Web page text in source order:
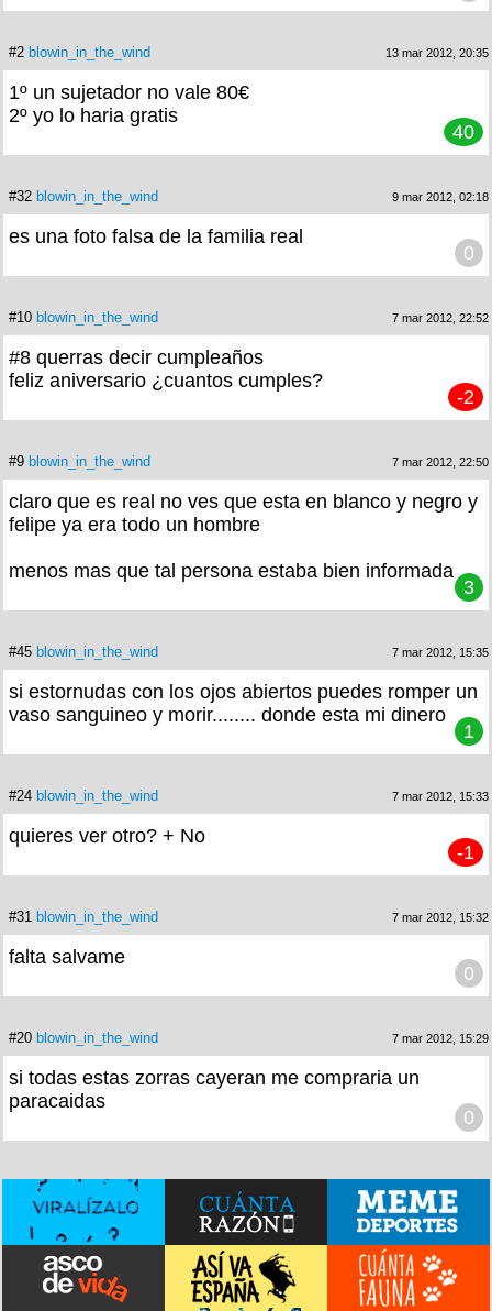
#2 blowin_in_the_wind 13 mar 2012, 20:35
1º un sujetador no vale 80€
2º yo lo haria gratis
40
#32 blowin_in_the_wind 9 mar 2012, 02:18
es una foto falsa de la familia real
0
#10 blowin_in_the_wind 7 mar 2012, 22:52
#8 querras decir cumpleaños
feliz aniversario ¿cuantos cumples?
-2
#9 blowin_in_the_wind 7 mar 2012, 22:50
claro que es real no ves que esta en blanco y negro y
felipe ya era todo un hombre
menos mas que tal persona estaba bien informada
3
#45 blowin_in_the_wind 7 mar 2012, 15:35
si estornudas con los ojos abiertos puedes romper un
vaso sanguineo y morir........ donde esta mi dinero
1
#24 blowin_in_the_wind 7 mar 2012, 15:33
quieres ver otro? + No
-1
#31 blowin_in_the_wind 7 mar 2012, 15:32
falta salvame
0
#20 blowin_in_the_wind 7 mar 2012, 15:29
si todas estas zorras cayeran me compraria un
paracaidas
0